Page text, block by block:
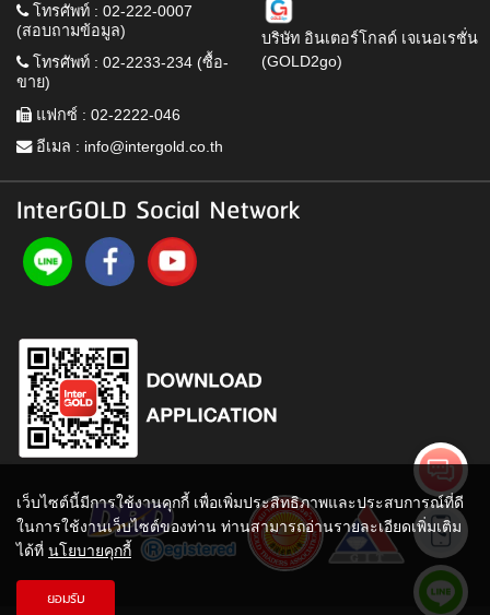
โทรศัพท์ : 02-222-0007
(สอบถามข้อมูล)
โทรศัพท์ : 02-2233-234 (ซื้อ-
ขาย)
แฟกซ์ : 02-2222-046
อีเมล : info@intergold.co.th
บริษัท อินเตอร์โกลด์ เจเนอเรชั่น
(GOLD2go)
InterGOLD Social Network
เว็บไซต์นี้มีการใช้งานคุกกี้ เพื่อเพิ่มประสิทธิภาพและประสบการณ์ที่ดี
ในการใช้งานเว็บไซต์ของท่าน ท่านสามารถอ่านรายละเอียดเพิ่มเติม
ได้ที่ นโยบายคุกกี้
ยอมรับ